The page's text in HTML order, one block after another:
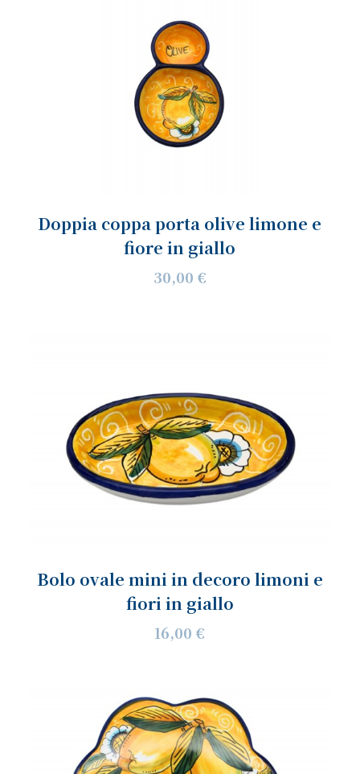
Doppia coppa porta olive limone e
fiore in giallo
30,00 €
Bolo ovale mini in decoro limoni e
fiori in giallo
16,00 €